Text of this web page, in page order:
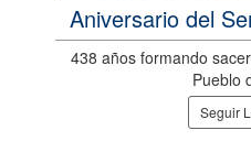
Aniversario del
438 años formando
Pueblo
Seguir